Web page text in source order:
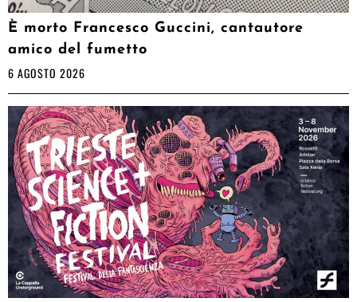
È morto Francesco Guccini, cantautore
amico del fumetto
6 AGOSTO 2026